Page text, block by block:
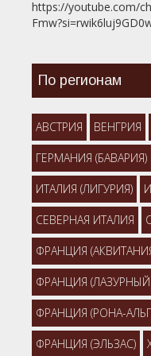
https://youtube.com/
По регионам
АВСТРИЯ ВЕНГРИЯ
ГЕРМАНИЯ (БАВАРИЯ)
ИТАЛИЯ (ЛИГУРИЯ)
СЕВЕРНАЯ ИТАЛИЯ
ФРАНЦИЯ
ФРАНЦИЯ (ЛАЗУРНЫЙ
ФРАНЦИЯ (РОНА-
ФРАНЦИЯ (ЭЛЬЗАС)